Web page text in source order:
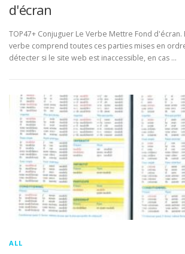
d'écran
TOP47+ Conjuguer Le Verbe Mettre Fond d'écran.
verbe comprend toutes ces parties mises en
détecter si le site web est inaccessible, en cas …
ALL